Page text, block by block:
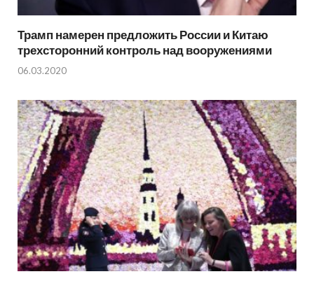
Трамп намерен предложить России и Китаю
трехсторонний контроль над вооружениями
06.03.2020